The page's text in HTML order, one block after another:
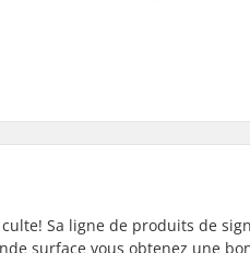
Sa ligne de produits de
surface vous obtenez une